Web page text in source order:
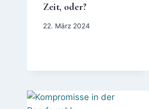
Zeit, oder?
22. März 2024